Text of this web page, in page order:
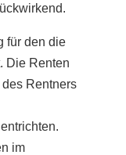
für den die
Die Renten
Rentners
im